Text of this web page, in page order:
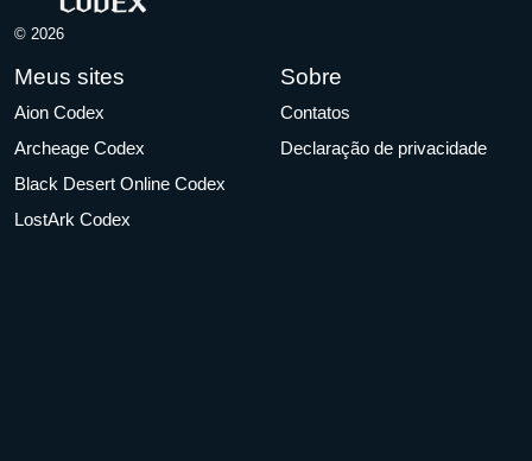
© 2026
Meus sites
Aion Codex
Archeage Codex
Black Desert Online Codex
LostArk Codex
Sobre
Contatos
Declaração de privacidade